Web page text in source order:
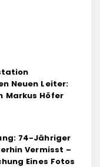
Neuen Leiter:
Markus Höfer
74-Jähriger
Vermisst –
Eines Fotos